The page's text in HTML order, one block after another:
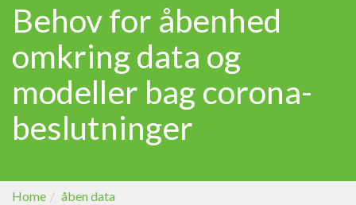
Behov for åbenhed
omkring data og
modeller bag corona-
beslutninger
Home
åben data